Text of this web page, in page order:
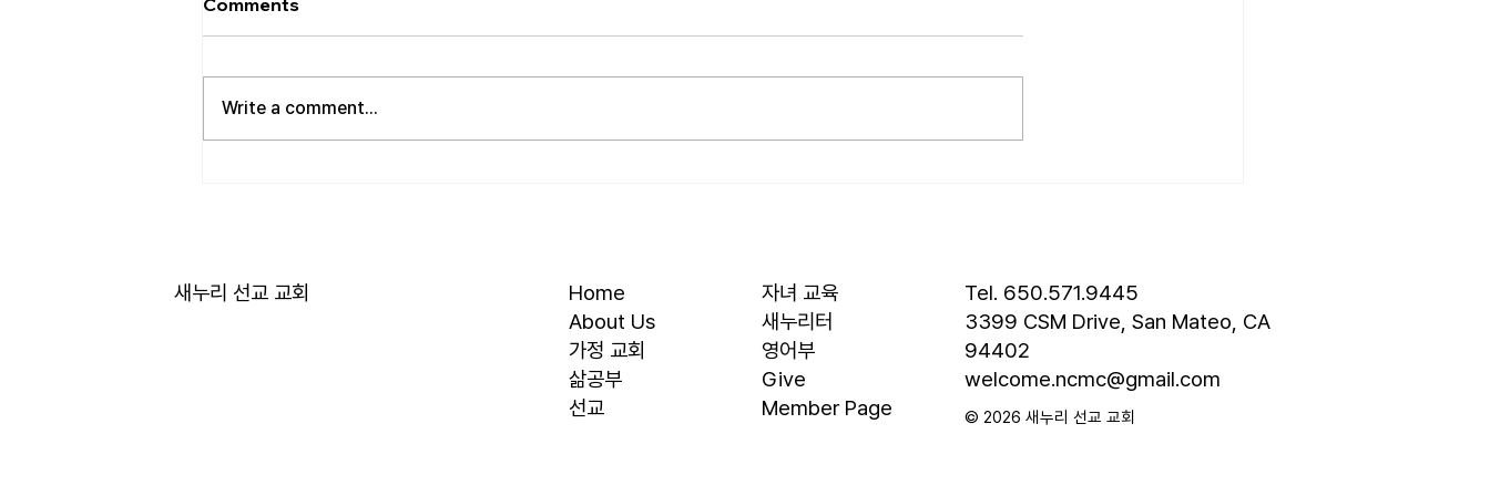
• 성만찬 오늘 예배중에 있습니다.
의회 모임 8월 11일 화요일 오전 11
시에 저희 교회에서 호스트 합니
아버님을 뵈러 텍사스에 이번 수요
일부터 토요일까지
• 서대석 목자 단기 선교 8월 1일부
등록 평신도 세미나가 어스틴 늘푸
• 교회 협의회 오늘 오후 3:45분경
에 교회 2층
• 박성훈 성도 단기 선교 7월 24일
뒷풀이 모임 오늘 오후 4시경에 교
사항은 가정교회
Comments
Write a comment...
Home
About Us
​가정 교회
​삶공부
​선교
자녀 교육
새누리터
영어부
Give
Member Page
Tel. 650.571.9445
3399 CSM Drive, San Mateo, CA
94402
welcome.ncmc@gmail.com
© 2026 새누리 선교 교회
새누리 선교 교회